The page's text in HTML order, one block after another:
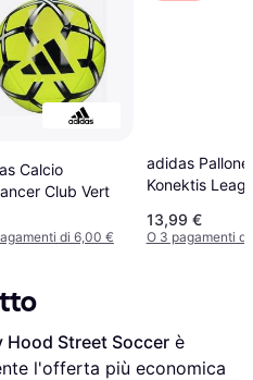
Calcio
Club Vert
di 6,00 €
adidas Pallone
Konektis
13,99 €
O 3 pagamenti
Hood Street Soccer
l'offerta più economica